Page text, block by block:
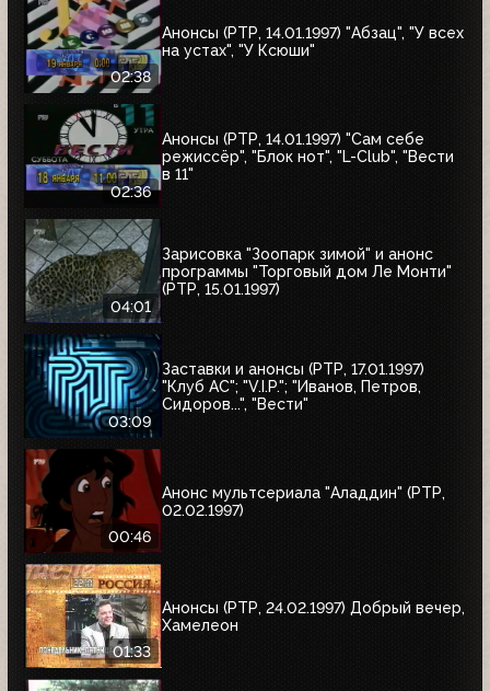
02:38
Анонсы (РТР, 14.01.1997) "Абзац", "У всех
на устах", "У Ксюши"
02:36
Анонсы (РТР, 14.01.1997) "Сам себе
режиссёр", "Блок нот", "L-Club", "Вести
в 11"
04:01
Зарисовка "Зоопарк зимой" и анонс
программы "Торговый дом Ле Монти"
(РТР, 15.01.1997)
03:09
Заставки и анонсы (РТР, 17.01.1997)
"Клуб АС"; "V.I.P."; "Иванов, Петров,
Сидоров...", "Вести"
00:46
Анонс мультсериала "Аладдин" (РТР,
02.02.1997)
01:33
Анонсы (РТР, 24.02.1997) Добрый вечер,
Хамелеон